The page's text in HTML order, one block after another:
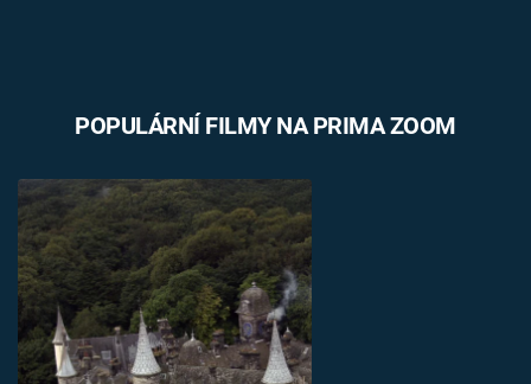
POPULÁRNÍ FILMY NA PRIMA ZOOM